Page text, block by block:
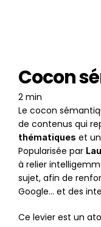
Cocon
2 min
Le cocon
de contenus qui
thématiques et
Popularisée par
à relier
sujet, afin de
Google… et des
Ce levier est un